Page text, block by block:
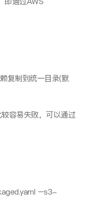
复制到统⼀⽬录(默
容易失败，可以通过
–s3-